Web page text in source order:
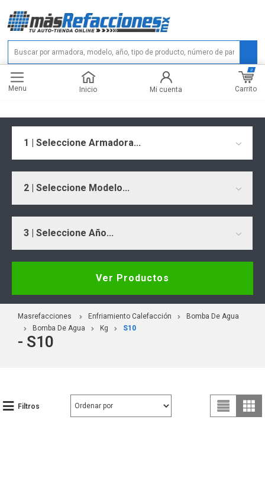
Menu Inicio Mi cuenta Carrito
0
1 | Seleccione Armadora...
2 | Seleccione Modelo...
3 | Seleccione Año...
Ver Productos
Masrefacciones Enfriamiento Calefacción
Bomba De Agua
Bomba De Agua
Kg S10
- S10
Filtros